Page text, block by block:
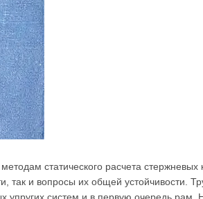
статического расчета
так и вопросы их общей устойчивости.